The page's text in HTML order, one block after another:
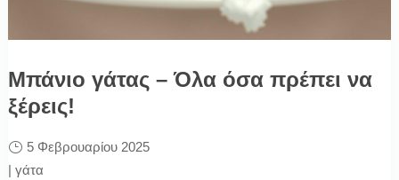
Μπάνιο γάτας – Όλα όσα πρέπει να
ξέρεις!
5 Φεβρουαρίου 2025
| γάτα